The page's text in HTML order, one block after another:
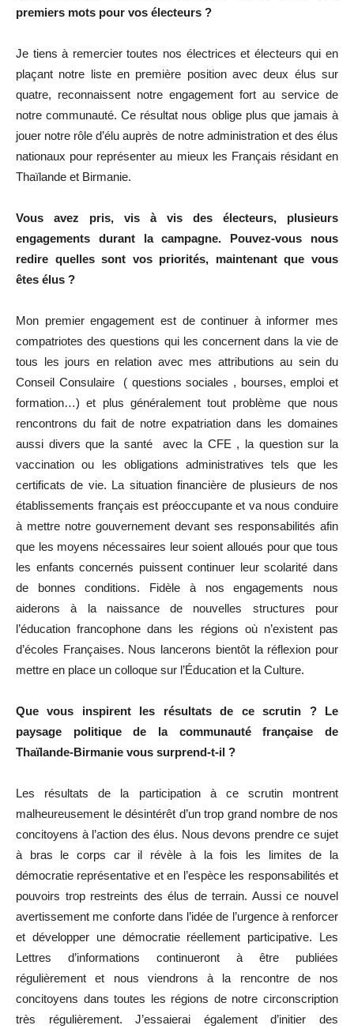
premiers mots pour vos électeurs ?
Je tiens à remercier toutes nos électrices et électeurs qui en
plaçant notre liste en première position avec deux élus sur
quatre, reconnaissent notre engagement fort au service de
notre communauté. Ce résultat nous oblige plus que jamais à
jouer notre rôle d’élu auprès de notre administration et des élus
nationaux pour représenter au mieux les Français résidant en
Thaïlande et Birmanie.
Vous avez pris, vis à vis des électeurs, plusieurs
engagements durant la campagne. Pouvez-vous nous
redire quelles sont vos priorités, maintenant que vous
êtes élus ?
Mon premier engagement est de continuer à informer mes
compatriotes des questions qui les concernent dans la vie de
tous les jours en relation avec mes attributions au sein du
Conseil Consulaire ( questions sociales , bourses, emploi et
formation…) et plus généralement tout problème que nous
rencontrons du fait de notre expatriation dans les domaines
aussi divers que la santé avec la CFE , la question sur la
vaccination ou les obligations administratives tels que les
certificats de vie. La situation financière de plusieurs de nos
établissements français est préoccupante et va nous conduire
à mettre notre gouvernement devant ses responsabilités afin
que les moyens nécessaires leur soient alloués pour que tous
les enfants concernés puissent continuer leur scolarité dans
de bonnes conditions. Fidèle à nos engagements nous
aiderons à la naissance de nouvelles structures pour
l’éducation francophone dans les régions où n’existent pas
d’écoles Françaises. Nous lancerons bientôt la réflexion pour
mettre en place un colloque sur l’Éducation et la Culture.
Que vous inspirent les résultats de ce scrutin ? Le
paysage politique de la communauté française de
Thaïlande-Birmanie vous surprend-t-il ?
Les résultats de la participation à ce scrutin montrent
malheureusement le désintérêt d’un trop grand nombre de nos
concitoyens à l’action des élus. Nous devons prendre ce sujet
à bras le corps car il révèle à la fois les limites de la
démocratie représentative et en l’espèce les responsabilités et
pouvoirs trop restreints des élus de terrain. Aussi ce nouvel
avertissement me conforte dans l’idée de l’urgence à renforcer
et développer une démocratie réellement participative. Les
Lettres d’informations continueront à être publiées
régulièrement et nous viendrons à la rencontre de nos
concitoyens dans toutes les régions de notre circonscription
très régulièrement. J’essaierai également d’initier des